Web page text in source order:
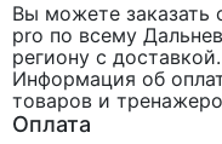
Вы можете заказать
pro по всему
региону с доставкой.
Информация об
товаров и
Оплата